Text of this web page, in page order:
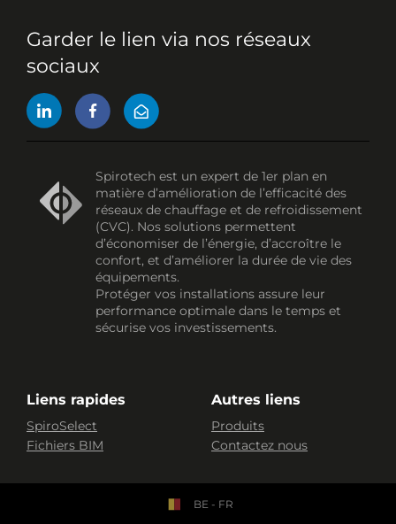
Garder le lien via nos réseaux
sociaux
Spirotech est un expert de 1er plan en
matière d’amélioration de l’efficacité des
réseaux de chauffage et de refroidissement
(CVC). Nos solutions permettent
d’économiser de l’énergie, d’accroître le
confort, et d’améliorer la durée de vie des
équipements.
Protéger vos installations assure leur
performance optimale dans le temps et
sécurise vos investissements.
Liens rapides
SpiroSelect
Fichiers BIM
Autres liens
Produits
Contactez nous
BE - FR